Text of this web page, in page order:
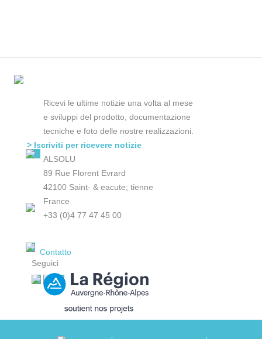
Ricevi le ultime notizie una volta al mese
e sviluppi del prodotto, documentazione
tecniche e foto delle nostre realizzazioni.
> Iscriviti per ricevere notizie
ALSOLU
89 Rue Florent Evrard
42100 Saint- & eacute; tienne
France
+33 (0)4 77 47 45 00
Contatto
Seguici